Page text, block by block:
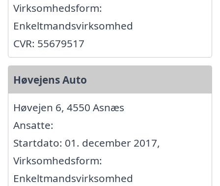
Virksomhedsform:
Enkeltmandsvirksomhed
CVR: 55679517
Høvejens Auto
Høvejen 6, 4550 Asnæs
Ansatte:
Startdato: 01. december 2017,
Virksomhedsform:
Enkeltmandsvirksomhed